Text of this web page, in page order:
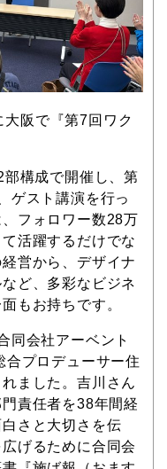
阪で『第7回ワク
構成で開催し、第
ゲスト講演を行っ
フォロワー数28万
活躍するだけでな
営から、デザイナ
ど、多彩なビジネ
もお持ちです。
同会社アーベント
合プロデューサー住
ました。吉川さん
責任者を38年間経
さと大切さを伝
げるために合同会